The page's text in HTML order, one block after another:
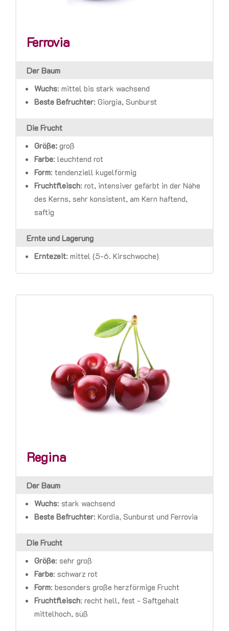
Ferrovia
Der Baum
Wuchs:mittel bis stark wachsend
Beste Befruchter:Giorgia, Sunburst
Die Frucht
Größe: groß
Farbe:leuchtend rot
Form: tendenziell kugelförmig
Fruchtfleisch:rot, intensiver gefärbt in der Nähe
des Kerns, sehr konsistent, am Kern haftend,
saftig
Ernte und Lagerung
Erntezeit:mittel (5-6. Kirschwoche)
Regina
Der Baum
Wuchs: stark wachsend
Beste Befruchter:Kordia, Sunburst und Ferrovia
Die Frucht
Größe: sehr groß
Farbe:schwarz rot
Form: besonders große herzförmige Frucht
Fruchtfleisch:recht hell, fest - Saftgehalt
mittelhoch, süß